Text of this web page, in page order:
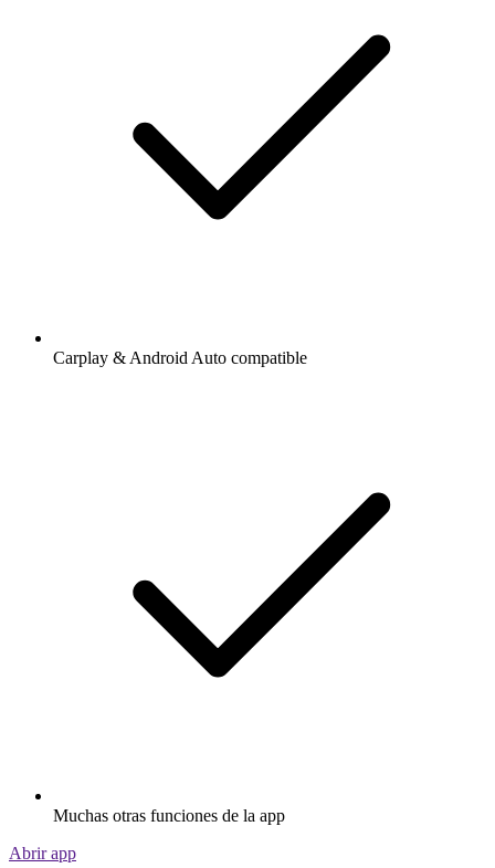
Carplay & Android Auto compatible
Muchas otras funciones de la app
Abrir app